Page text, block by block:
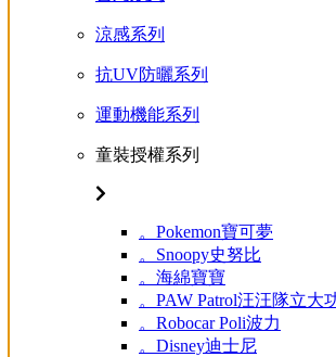
涼感系列
抗UV防曬系列
運動機能系列
童裝授權系列
。Pokemon寶可夢
。Snoopy史努比
。海綿寶寶
。PAW Patrol汪汪隊立大
。Robocar Poli波力
。Disney迪士尼